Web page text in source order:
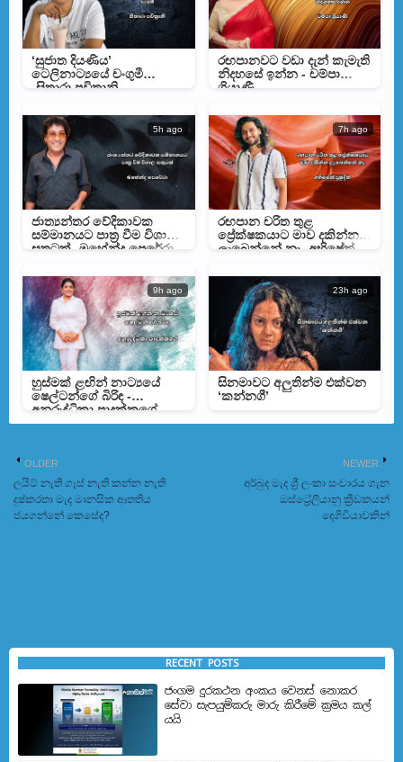
‘සුජාත දියණිය’
ටෙලිනාට්‍යයේ චංගුමී
-සිතාරා පවිත්‍රානි
රඟපානවට වඩා දැන් කැමැති
නිදහසේ ඉන්න - චම්පා
ශ්‍රියාණී
5h ago
ජාත්‍යන්තර වේදිකාවක
සම්මානයට පාත්‍ර වීම විශාල
සතුටක් -මහේන්ද්‍ර පෙරේරා
7h ago
රඟපාන චරිත තුළ
ප්‍රේක්ෂකයාට මාව දකින්න
ලැබෙන්නේ නෑ -අභිෂේක්
9h ago
හුස්මක් ළඟින් නාට්‍යයේ
ෂෙල්ටන්ගේ බිරිඳ -
අනුරුද්ධිකා පාදුක්කගේ
23h ago
සිනමාවට අලුතින්ම එක්වන
‘කන්නගී’
NEWER
අර්බුද මැද ශ්‍රී ලංකා සංචාරය ගැන
ඔස්ට්‍රේලියානු ක්‍රීඩකයන්
දෙගිඩියාවකින්
OLDER
ලයිට් නැති ගෑස් නැති කන්න නැති
දුෂ්කරතා මැද මානසික ආතතිය
ජයගන්නේ කෙසේද?
RECENT POSTS
ජංගම දුරකථන අංකය වෙනස් නොකර
සේවා සැපයුම්කරු මාරු කිරීමේ ක්‍රමය කල්
යයි